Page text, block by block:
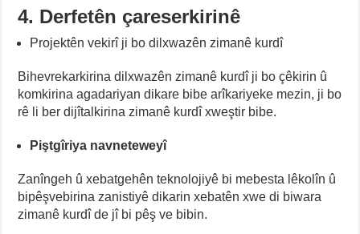
4. Derfetên çareserkirinê
Projektên vekirî ji bo dilxwazên zimanê kurdî
Bihevrekarkirina dilxwazên zimanê kurdî ji bo çêkirin û
komkirina agadariyan dikare bibe arîkariyeke mezin, ji bo
rê li ber dijîtalkirina zimanê kurdî xweştir bibe.
Piştgîriya navneteweyî
Zanîngeh û xebatgehên teknolojiyê bi mebesta lêkolîn û
bipêşvebirina zanistiyê dikarin xebatên xwe di biwara
zimanê kurdî de jî bi pêş ve bibin.